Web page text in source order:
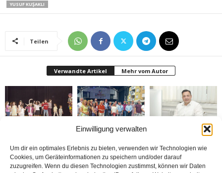
Einwilligung verwalten
Um dir ein optimales Erlebnis zu bieten, verwenden wir Technologien wie
Cookies, um Geräteinformationen zu speichern und/oder darauf
zuzugreifen. Wenn du diesen Technologien zustimmst, können wir Daten
YUSUF KUŞAKLI
Teilen
Verwandte Artikel Mehr vom Autor
Festivali yapıldı
Yabancılar Haftası
donduruldu